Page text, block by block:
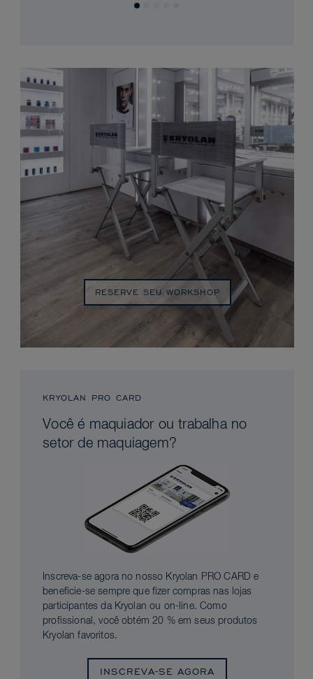
RESERVE SEU WORKSHOP
KRYOLAN PRO CARD
Você é maquiador ou trabalha no
setor de maquiagem?
Inscreva-se agora no nosso Kryolan PRO CARD e
beneficie-se sempre que fizer compras nas lojas
participantes da Kryolan ou on-line. Como
profissional, você obtém 20 % em seus produtos
Kryolan favoritos.
INSCREVA-SE AGORA